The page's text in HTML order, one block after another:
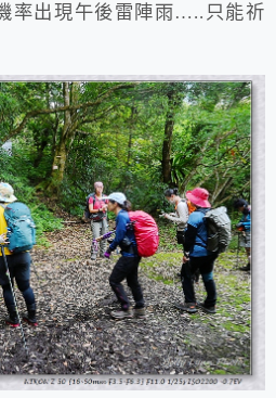
率出現午後雷陣雨…..只能祈